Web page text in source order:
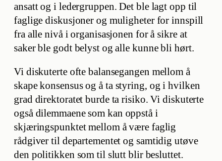
ansatt og i ledergruppen. Det ble lagt opp til
faglige diskusjoner og muligheter for innspill
fra alle nivå i organisasjonen for å sikre at
saker ble godt belyst og alle kunne bli hørt.
Vi diskuterte ofte balansegangen mellom å
skape konsensus og å ta styring, og i hvilken
grad direktoratet burde ta risiko. Vi diskuterte
også dilemmaene som kan oppstå i
skjæringspunktet mellom å være faglig
rådgiver til departementet og samtidig utøve
den politikken som til slutt blir besluttet.